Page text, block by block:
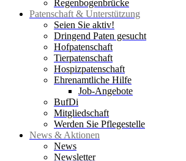
Regenbogenbrücke
Patenschaft & Unterstützung
Seien Sie aktiv!
Dringend Paten gesucht
Hofpatenschaft
Tierpatenschaft
Hospizpatenschaft
Ehrenamtliche Hilfe
Job-Angebote
BufDi
Mitgliedschaft
Werden Sie Pflegestelle
News & Aktionen
News
Newsletter